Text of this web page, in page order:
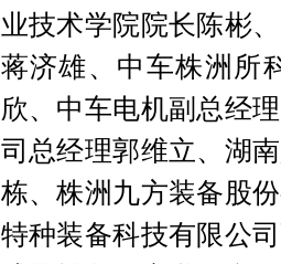
业技术学院院长陈彬
蒋济雄、中车株洲所
欣、中车电机副总经
司总经理郭维立、湖
栋、株洲九方装备股
特种装备科技有限公